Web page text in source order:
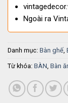
Ngoài ra
Danh mục: Bàn ghế,
Từ khóa: BÀN, Bàn